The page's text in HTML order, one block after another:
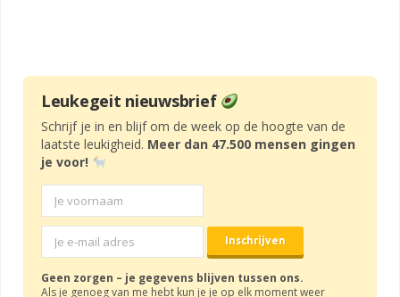
Leukegeit nieuwsbrief
Schrijf je in en blijf om de week op de hoogte van de
laatste leukigheid. Meer dan 47.500 mensen gingen
je voor!
Geen zorgen – je gegevens blijven tussen ons.
Als je genoeg van me hebt kun je je op elk moment weer